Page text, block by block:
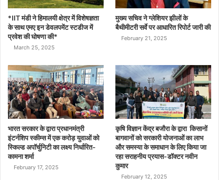
*IIT मंडी ने हिमालयी क्षेत्र में विशेषज्ञता
के साथ एमए इन डेवलपमेंट स्टडीज में
प्रवेश की घोषणा की*
March 25, 2025
मुख्य सचिव ने ग्लेशियर झीलों के
बैथीमीटरी सर्वे पर आधारित रिपोर्ट जारी की
February 21, 2025
भारत सरकार के द्वारा प्रधानमंत्री
इंटर्नशिप स्कीम्स में एक करोड़ युवाओं को
स्किल्ड अपॉर्चुनिटी का लक्ष्य निर्धारित-
कामना शर्मा
February 17, 2025
कृषि विज्ञान केंद्र बजौरा के द्वारा किसानों
बागवानों को सरकारी योजनाओं का लाभ
और समस्या के समाधान के लिए किया जा
रहा सराहनीय प्रयास-डॉक्टर नवीन
कुमार
February 12, 2025